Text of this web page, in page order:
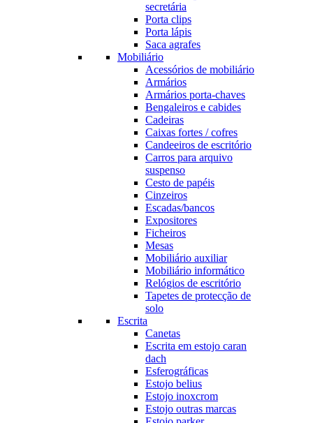
secretária
Porta clips
Porta lápis
Saca agrafes
Mobiliário
Acessórios de mobiliário
Armários
Armários porta-chaves
Bengaleiros e cabides
Cadeiras
Caixas fortes / cofres
Candeeiros de escritório
Carros para arquivo
suspenso
Cesto de papéis
Cinzeiros
Escadas/bancos
Expositores
Ficheiros
Mesas
Mobiliário auxiliar
Mobiliário informático
Relógios de escritório
Tapetes de protecção de
solo
Escrita
Canetas
Escrita em estojo caran
dach
Esferográficas
Estojo belius
Estojo inoxcrom
Estojo outras marcas